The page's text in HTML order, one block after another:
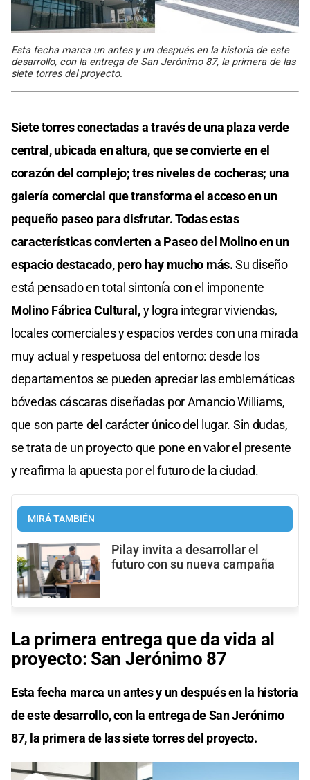
Esta fecha marca un antes y un después en la historia de este
desarrollo, con la entrega de San Jerónimo 87, la primera de las
siete torres del proyecto.
Siete torres conectadas a través de una plaza verde
central, ubicada en altura, que se convierte en el
corazón del complejo; tres niveles de cocheras; una
galería comercial que transforma el acceso en un
pequeño paseo para disfrutar. Todas estas
características convierten a Paseo del Molino en un
espacio destacado, pero hay mucho más.Su diseño
está pensado en total sintonía con el imponente
Molino Fábrica Cultural,y logra integrar viviendas,
locales comerciales y espacios verdes con una mirada
muy actual y respetuosa del entorno: desde los
departamentos se pueden apreciar las emblemáticas
bóvedas cáscaras diseñadas por Amancio Williams,
que son parte del carácter único del lugar. Sin dudas,
se trata de un proyecto que pone en valor el presente
y reafirma la apuesta por el futuro de la ciudad.
MIRÁ TAMBIÉN
Pilay invita a desarrollar el
futuro con su nueva campaña
La primera entrega que da vida al
proyecto: San Jerónimo 87
Esta fecha marca un antes y un después en la historia
de este desarrollo, con la entrega de San Jerónimo
87, la primera de las siete torres del proyecto.